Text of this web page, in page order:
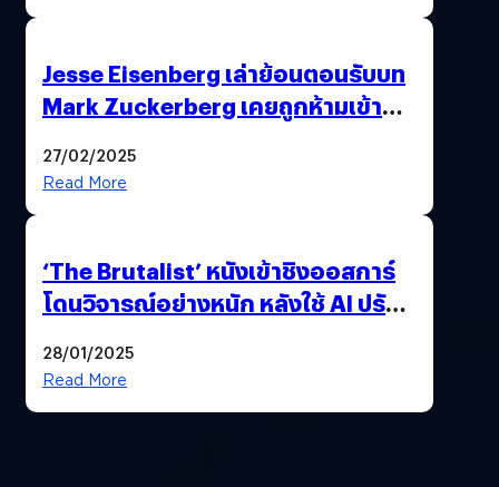
Jesse Eisenberg เล่าย้อนตอนรับบท
Mark Zuckerberg เคยถูกห้ามเข้าพบ
27/02/2025
Read More
‘The Brutalist’ หนังเข้าชิงออสการ์
โดนวิจารณ์อย่างหนัก หลังใช้ AI ปรับ
28/01/2025
Read More